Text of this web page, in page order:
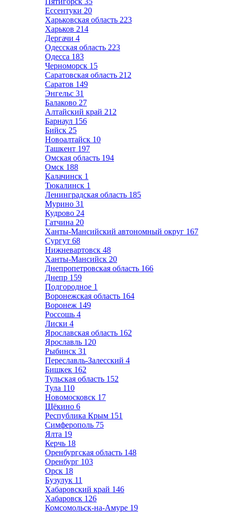
Ессентуки 20
Харьковская область 223
Харьков 214
Дергачи 4
Одесская область 223
Одесса 183
Черноморск 15
Саратовская область 212
Саратов 149
Энгельс 31
Балаково 27
Алтайский край 212
Барнаул 156
Бийск 25
Новоалтайск 10
Ташкент 197
Омская область 194
Омск 188
Калачинск 1
Тюкалинск 1
Ленинградская область 185
Мурино 31
Кудрово 24
Гатчина 20
Ханты-Мансийский автономный округ 167
Сургут 68
Нижневартовск 48
Ханты-Мансийск 20
Днепропетровская область 166
Днепр 159
Подгородное 1
Воронежская область 164
Воронеж 149
Россошь 4
Лиски 4
Ярославская область 162
Ярославль 120
Рыбинск 31
Переславль-Залесский 4
Бишкек 162
Тульская область 152
Тула 110
Новомосковск 17
Щёкино 6
Республика Крым 151
Симферополь 75
Ялта 19
Керчь 18
Оренбургская область 148
Оренбург 103
Орск 18
Бузулук 11
Хабаровский край 146
Хабаровск 126
Комсомольск-на-Амуре 19